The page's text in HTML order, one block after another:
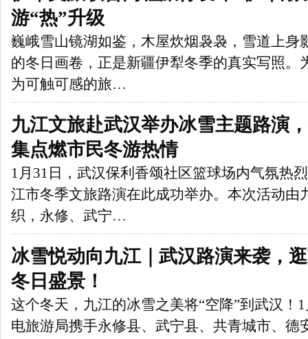
游“热”升级
巍峨雪山镜湖如鉴，木屋炊烟袅袅，雪道上
的冬日画卷，正是新疆伊犁冬季的真实写照。
为可触可感的旅…
九江文旅赴武汉举办冰雪主题路演
集点燃市民冬游热情
1月31日，武汉保利香颂社区篮球场内气氛热
江市冬季文旅路演在此成功举办。本次活动由
织，永修、武宁…
冰雪悦动向九江｜武汉路演来袭，
冬日盛景！
这个冬天，九江的冰雪之美将“空降”到武汉！
电旅游局携手永修县、武宁县、共青城市、德